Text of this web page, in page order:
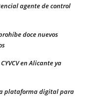
agente de control
doce nuevos
en Alicante ya
plataforma digital para